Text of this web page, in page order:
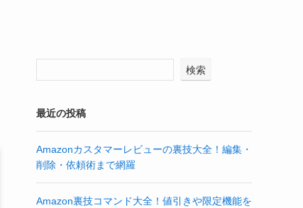
検索
最近の投稿
Amazonカスタマーレビューの裏技大全！編集・
削除・依頼術まで網羅
Amazon裏技コマンド大全！値引きや限定機能を